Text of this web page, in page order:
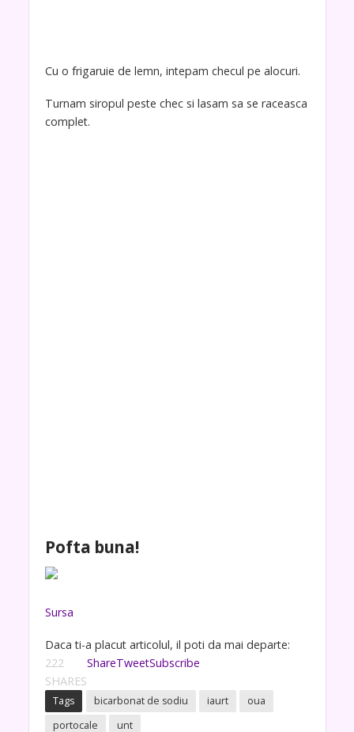
Cu o frigaruie de lemn, intepam checul pe alocuri.
Turnam siropul peste chec si lasam sa se raceasca
complet.
Pofta buna!
Sursa
Daca ti-a placut articolul, il poti da mai departe:
222
SHARES
ShareTweetSubscribe
Tags bicarbonat de sodiu iaurt
oua
portocale
unt